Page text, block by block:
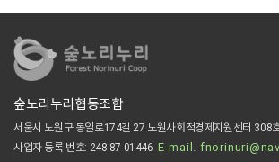
숲노리누리협동조합
서울시 노원구 동일로174길 27 노원사회적경제지원센터 308
사업자 등록 번호: 248-87-01446 E-mail.